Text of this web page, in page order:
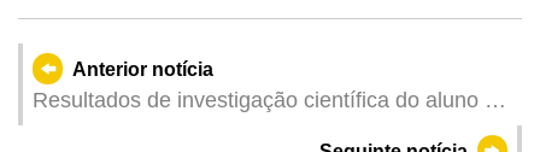
Anterior notícia
Resultados de investigação científica do aluno da